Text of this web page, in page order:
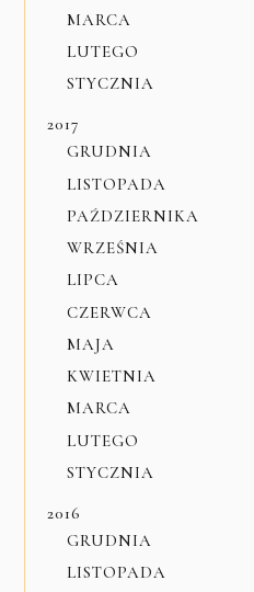
MARCA
LUTEGO
STYCZNIA
2017
GRUDNIA
LISTOPADA
PAŹDZIERNIKA
WRZEŚNIA
LIPCA
CZERWCA
MAJA
KWIETNIA
MARCA
LUTEGO
STYCZNIA
2016
GRUDNIA
LISTOPADA